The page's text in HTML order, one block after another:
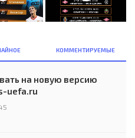
КОММЕНТИРУЕМЫЕ
на новую версию
uefa.ru